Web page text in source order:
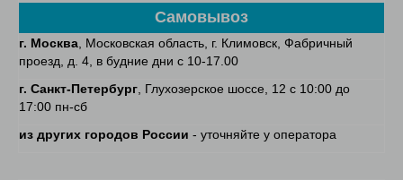
Самовывоз
г. Москва, Московская область, г. Климовск, Фабричный
проезд, д. 4, в будние дни с 10-17.00
г. Санкт-Петербург, Глухозерское шоссе, 12 с 10:00 до
17:00 пн-сб
из других городов России - уточняйте у оператора